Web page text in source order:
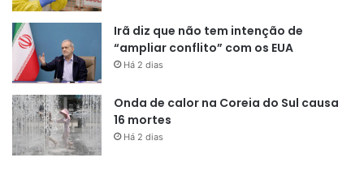
Irã diz que não tem intenção de
“ampliar conflito” com os EUA
Há 2 dias
Onda de calor na Coreia do Sul causa
16 mortes
Há 2 dias